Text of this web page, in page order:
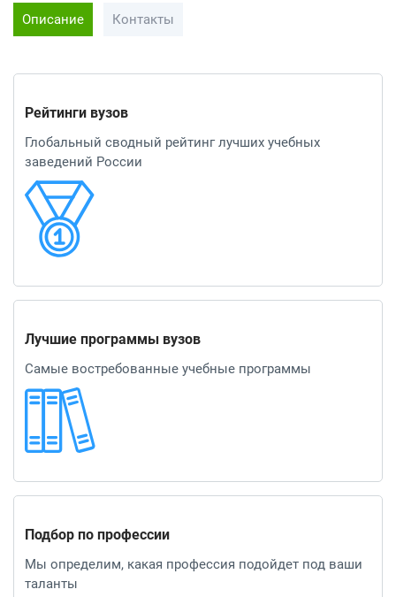
Описание Контакты
Рейтинги вузов
Глобальный сводный рейтинг лучших учебных
заведений России
Лучшие программы вузов
Самые востребованные учебные программы
Подбор по профессии
Мы определим, какая профессия подойдет под ваши
таланты